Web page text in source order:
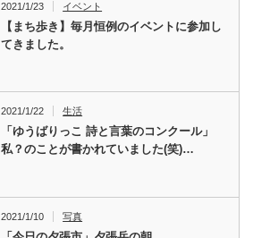
2021/1/23 イベント
【まち歩き】毎月恒例のイベントに参加し
てきました。
2021/1/22 生活
「ゆうばりっこ 詩と言葉のコンクール」
私？のことが書かれていました(笑)…
2021/1/10 写真